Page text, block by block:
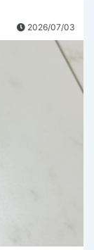
2026/07/03